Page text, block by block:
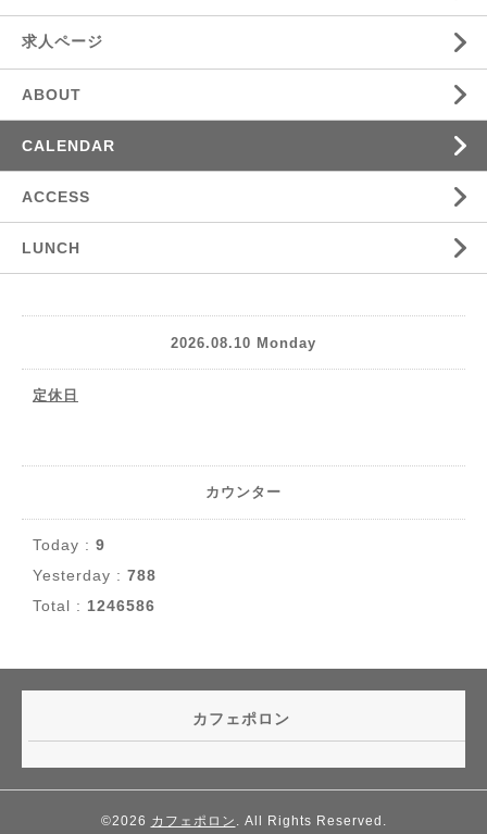
求人ページ
ABOUT
CALENDAR
ACCESS
LUNCH
2026.08.10 Monday
定休日
カウンター
Today : 9
Yesterday : 788
Total : 1246586
カフェポロン
©2026 カフェポロン . All Rights Reserved.